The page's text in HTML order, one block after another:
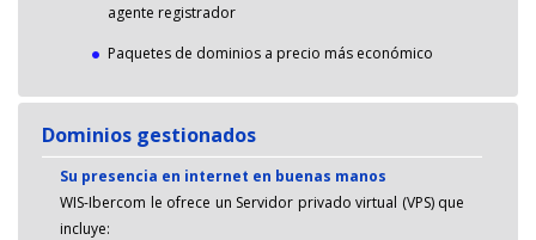
agente registrador
Paquetes de dominios a precio más económico
Dominios gestionados
Su presencia en internet en buenas manos
WIS-Ibercom le ofrece un Servidor privado virtual (VPS) que
incluye: